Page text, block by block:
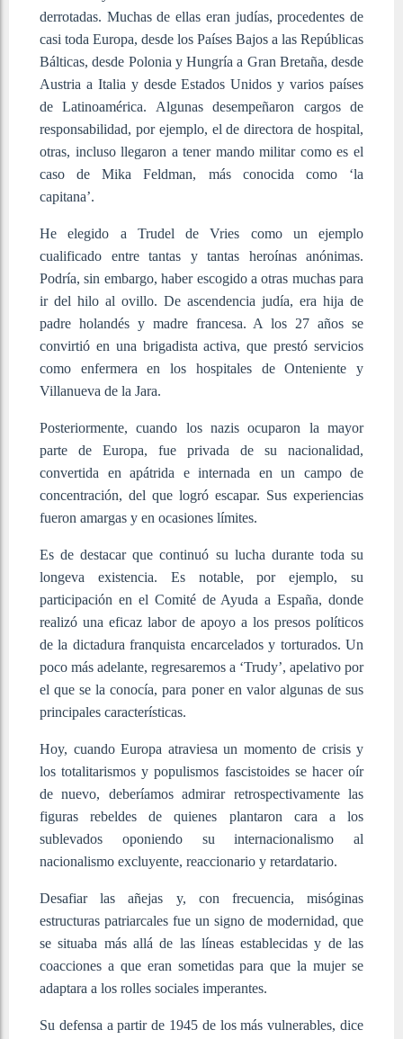
derrotadas. Muchas de ellas eran judías, procedentes de
casi toda Europa, desde los Países Bajos a las Repúblicas
Bálticas, desde Polonia y Hungría a Gran Bretaña, desde
Austria a Italia y desde Estados Unidos y varios países
de Latinoamérica. Algunas desempeñaron cargos de
responsabilidad, por ejemplo, el de directora de hospital,
otras, incluso llegaron a tener mando militar como es el
caso de Mika Feldman, más conocida como ‘la
capitana’.
He elegido a Trudel de Vries como un ejemplo
cualificado entre tantas y tantas heroínas anónimas.
Podría, sin embargo, haber escogido a otras muchas para
ir del hilo al ovillo. De ascendencia judía, era hija de
padre holandés y madre francesa. A los 27 años se
convirtió en una brigadista activa, que prestó servicios
como enfermera en los hospitales de Onteniente y
Villanueva de la Jara.
Posteriormente, cuando los nazis ocuparon la mayor
parte de Europa, fue privada de su nacionalidad,
convertida en apátrida e internada en un campo de
concentración, del que logró escapar. Sus experiencias
fueron amargas y en ocasiones límites.
Es de destacar que continuó su lucha durante toda su
longeva existencia. Es notable, por ejemplo, su
participación en el Comité de Ayuda a España, donde
realizó una eficaz labor de apoyo a los presos políticos
de la dictadura franquista encarcelados y torturados. Un
poco más adelante, regresaremos a ‘Trudy’, apelativo por
el que se la conocía, para poner en valor algunas de sus
principales características.
Hoy, cuando Europa atraviesa un momento de crisis y
los totalitarismos y populismos fascistoides se hacer oír
de nuevo, deberíamos admirar retrospectivamente las
figuras rebeldes de quienes plantaron cara a los
sublevados oponiendo su internacionalismo al
nacionalismo excluyente, reaccionario y retardatario.
Desafiar las añejas y, con frecuencia, misóginas
estructuras patriarcales fue un signo de modernidad, que
se situaba más allá de las líneas establecidas y de las
coacciones a que eran sometidas para que la mujer se
adaptara a los rolles sociales imperantes.
Su defensa a partir de 1945 de los más vulnerables, dice